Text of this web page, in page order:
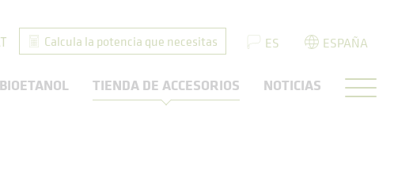
Calcula la potencia que necesitas ES ESPAÑA
BIOETANOL TIENDA DE ACCESORIOS NOTICIAS